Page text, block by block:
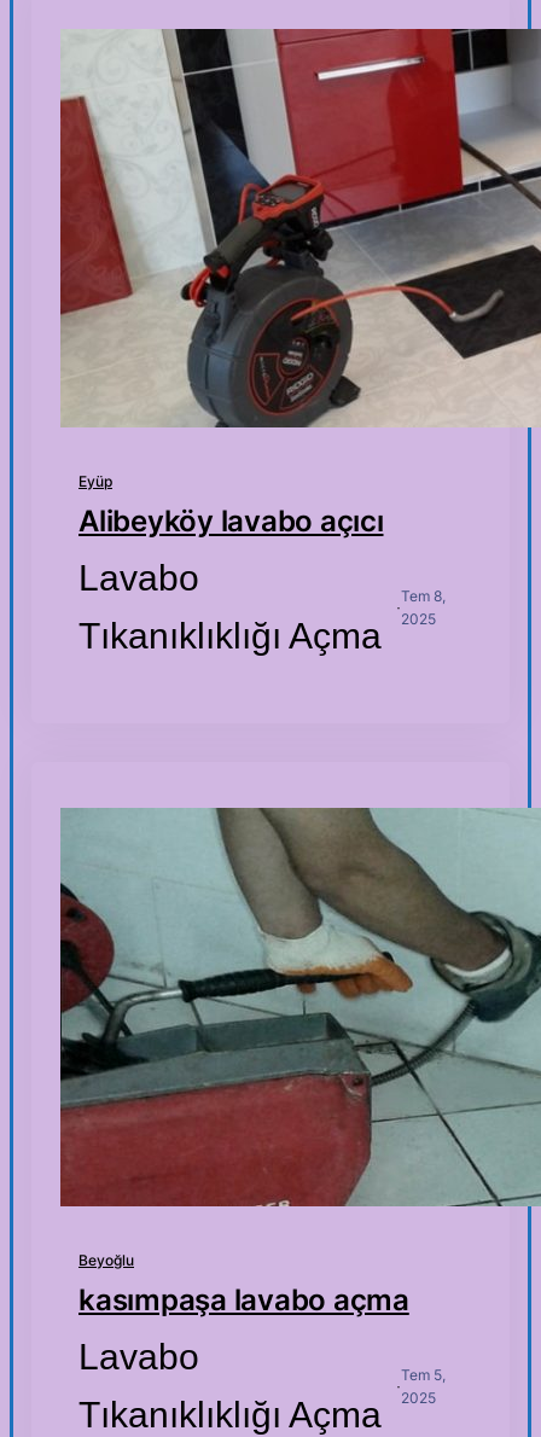
Eyüp
Alibeyköy lavabo açıcı
Lavabo
Tıkanıklıklığı Açma
·
Tem 8,
2025
Beyoğlu
kasımpaşa lavabo açma
Lavabo
Tıkanıklıklığı Açma
·
Tem 5,
2025